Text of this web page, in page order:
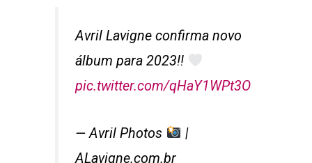
Avril Lavigne confirma novo
álbum para 2023!!
pic.twitter.com/qHaY1WPt3O
— Avril Photos
|
ALavigne.com.br